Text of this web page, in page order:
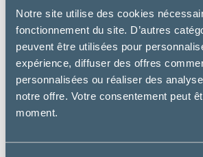
Notre site utilise des cookies
fonctionnement du site. D’autres
peuvent être utilisées pour
expérience, diffuser des offres
personnalisées ou réaliser des
notre offre. Votre consentement peut
moment.